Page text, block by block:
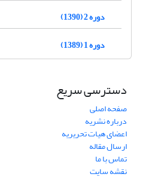
دوره 2 (1390)
دوره 1 (1389)
دسترسی سریع
صفحه اصلی
درباره نشریه
اعضای هیات تحریریه
ارسال مقاله
تماس با ما
نقشه سایت